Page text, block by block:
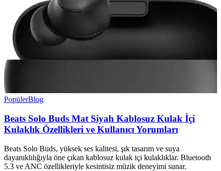
PopülerBlog
Beats Solo Buds Mat Siyah Kablosuz Kulak İçi
Kulaklık Özellikleri ve Kullanıcı Yorumları
Beats Solo Buds, yüksek ses kalitesi, şık tasarım ve suya
dayanıklılığıyla öne çıkan kablosuz kulak içi kulaklıklar. Bluetooth
5.3 ve ANC özellikleriyle kesintisiz müzik deneyimi sunar.